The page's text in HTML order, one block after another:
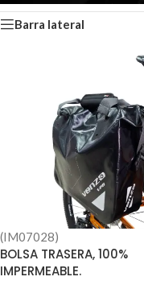
Barra lateral
(IM07028)
BOLSA TRASERA, 100%
IMPERMEABLE.